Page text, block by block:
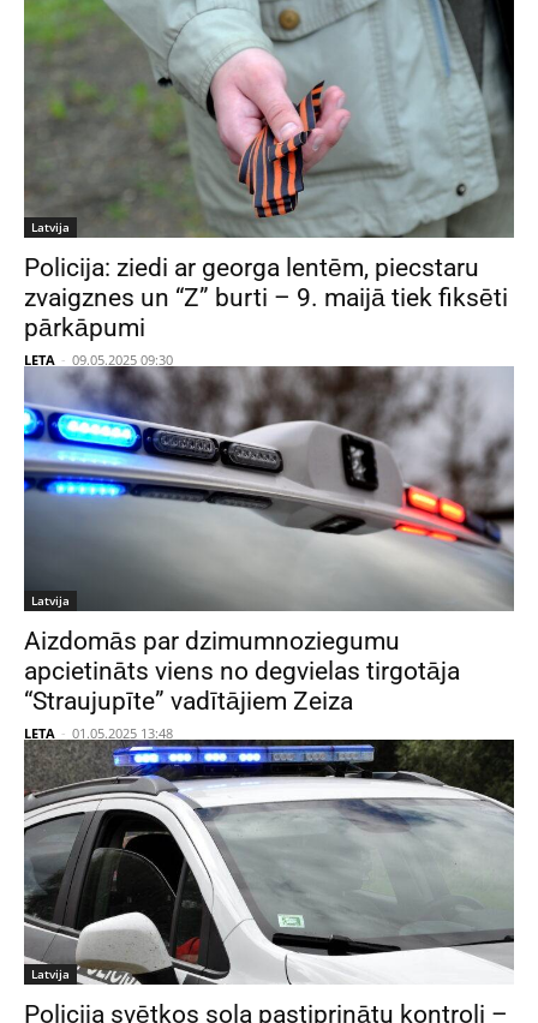
Latvija
Policija: ziedi ar georga lentēm, piecstaru
zvaigznes un “Z” burti – 9. maijā tiek fiksēti
pārkāpumi
LETA - 09.05.2025 09:30
Latvija
Aizdomās par dzimumnoziegumu
apcietināts viens no degvielas tirgotāja
“Straujupīte” vadītājiem Zeiza
LETA - 01.05.2025 13:48
Latvija
Policija svētkos sola pastiprinātu kontroli –